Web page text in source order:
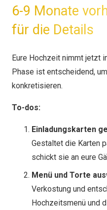
6-9 Monate
für die Details
Eure Hochzeit nimmt jetzt
Phase ist entscheidend,
konkretisieren.
To-dos:
Einladungskarten
Gestaltet die Karten
schickt sie an eure
Menü und Torte
Verkostung und
Hochzeitsmenü und